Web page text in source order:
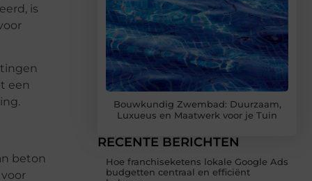
is
een
beton
Bouwkundig Zwembad: Duurzaam,
Luxueus en Maatwerk voor je Tuin
RECENTE BERICHTEN
Hoe franchiseketens lokale Google Ads
budgetten centraal en efficiënt